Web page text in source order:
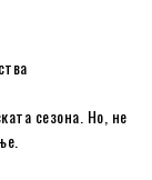
сезона. Но, не